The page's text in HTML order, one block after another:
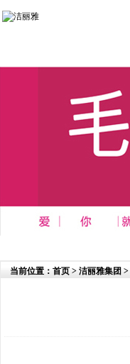
当前位置： 首页 > 洁丽雅集团 >